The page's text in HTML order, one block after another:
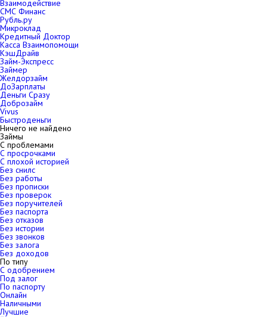
Взаимодействие
СМС Финанс
Рубль.ру
Микроклад
Кредитный Доктор
Касса Взаимопомощи
КэшДрайв
Займ-Экспресс
Займер
Желдорзайм
ДоЗарплаты
Деньги Сразу
Доброзайм
Vivus
Быстроденьги
Ничего не найдено
Займы
С проблемами
С просрочками
С плохой историей
Без снилс
Без работы
Без прописки
Без проверок
Без поручителей
Без паспорта
Без отказов
Без истории
Без звонков
Без залога
Без доходов
По типу
С одобрением
Под залог
По паспорту
Онлайн
Наличными
Лучшие